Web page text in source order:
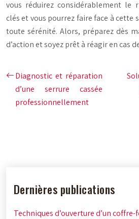
vous réduirez considérablement le
clés et vous pourrez faire face à cette
toute sérénité. Alors, préparez dès
d’action et soyez prêt à réagir en cas
Diagnostic et réparation
d’une serrure cassée
professionnellement
Dernières publications
Techniques d’ouverture d’un